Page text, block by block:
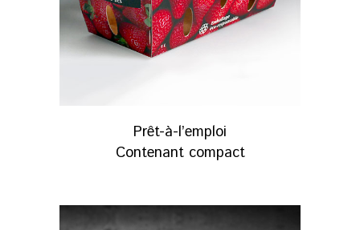
Prêt-à-l’emploi
Contenant compact